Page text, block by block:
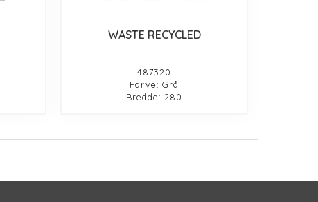
WASTE RECYCLED
487320
Farve: Grå
Bredde: 280